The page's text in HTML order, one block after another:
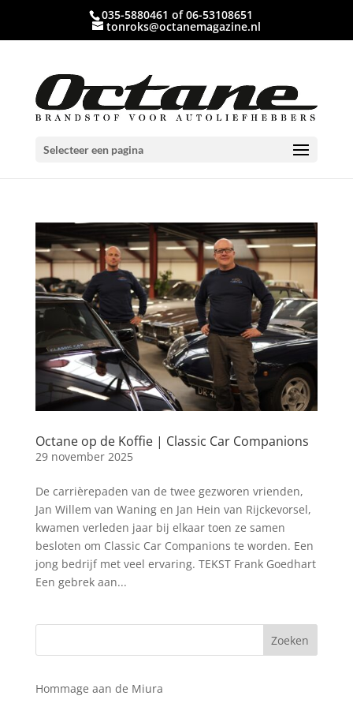
035-5880461 of 06-53108651
tonroks@octanemagazine.nl
Selecteer een pagina
Octane op de Koffie | Classic Car Companions
29 november 2025
De carrièrepaden van de twee gezworen vrienden,
Jan Willem van Waning en Jan Hein van Rijckevorsel,
kwamen verleden jaar bij elkaar toen ze samen
besloten om Classic Car Companions te worden. Een
jong bedrijf met veel ervaring. TEKST Frank Goedhart
Een gebrek aan...
Hommage aan de Miura